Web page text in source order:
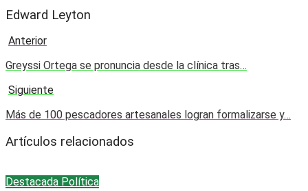
Edward Leyton
Anterior
Greyssi Ortega se pronuncia desde la clínica tras…
Siguiente
Más de 100 pescadores artesanales logran formalizarse y…
Artículos relacionados
Destacada Política